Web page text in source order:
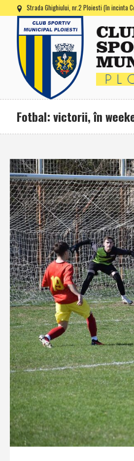
Strada Ghighiului, nr.2 Ploiesti (în incinta
Fotbal: victorii, în